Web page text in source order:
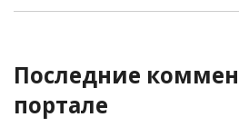
Последние
портале